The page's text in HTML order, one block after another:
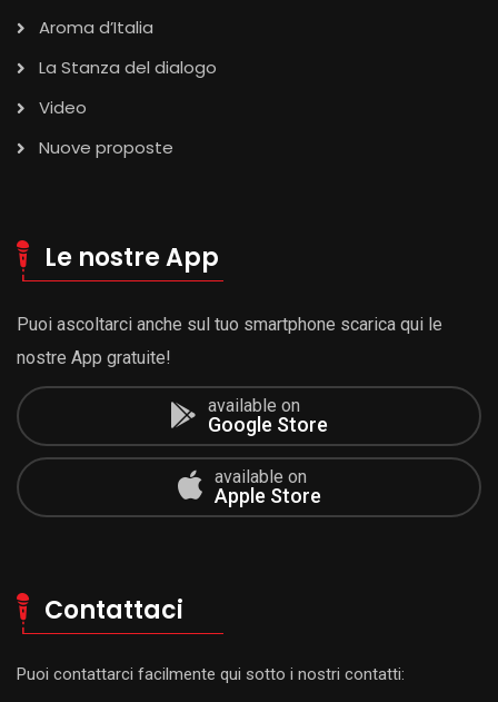
Aroma d’Italia
La Stanza del dialogo
Video
Nuove proposte
Le nostre App
Puoi ascoltarci anche sul tuo smartphone scarica qui le
nostre App gratuite!
available on
Google Store
available on
Apple Store
Contattaci
Puoi contattarci facilmente qui sotto i nostri contatti: